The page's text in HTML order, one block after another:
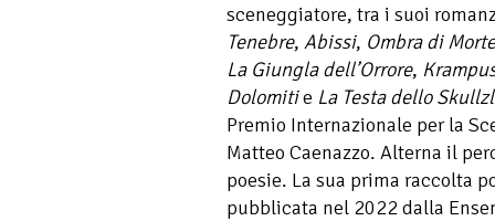
sceneggiatore, tra i suoi
Tenebre, Abissi, Ombra di Morte
La Giungla dell’Orrore,
Dolomitie La Testa dello
Premio Internazionale per la
Matteo Caenazzo. Alterna il
poesie. La sua prima raccolta
pubblicata nel 2022 dalla